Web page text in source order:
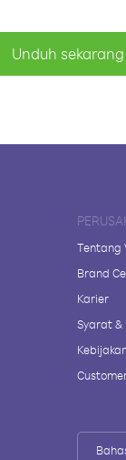
Unduh sekarang
Tentang
Brand
Karier
Syarat &